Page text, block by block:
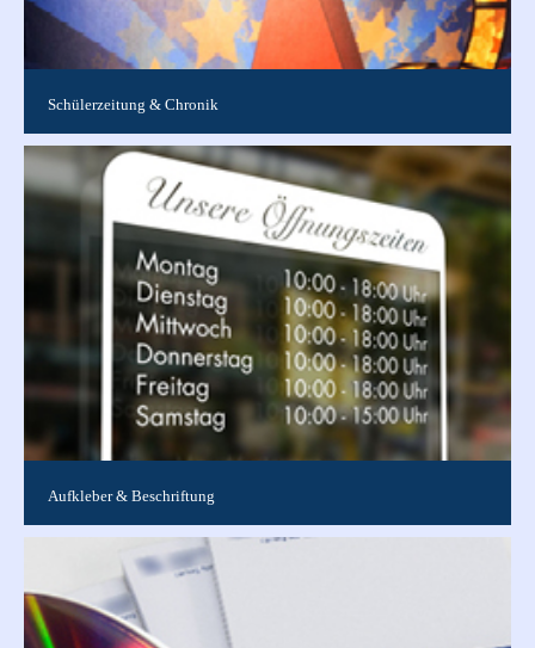
Schülerzeitung & Chronik
Egal ob Jahresbericht , Abizeitung , Schülerzeitung oder
Lebenswerk, wir bieten Chroniken jeder Form ganz nach Ihren
Vorstellungen an....
Aufkleber & Beschriftung
Jede Größe, jede Form, jede Auflage für den In- und
Outdoorbereich auf verschiedenen Folien in perfekter Qualität.
Von Etiketten bis...